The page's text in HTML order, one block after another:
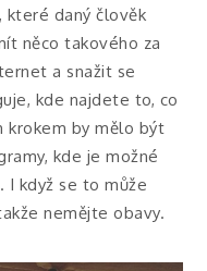
které daný člověk
něco takového za
a snažit se
kde najdete to, co
krokem by mělo být
kde je možné
když se to může
nemějte obavy.